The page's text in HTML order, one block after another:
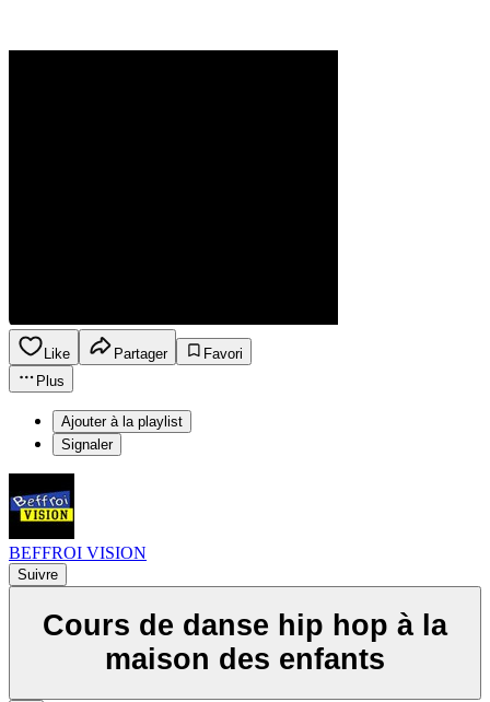
Like Partager
Favori
Plus
Ajouter à la playlist
Signaler
BEFFROI VISION
Suivre
Cours de danse hip hop à la
maison des enfants